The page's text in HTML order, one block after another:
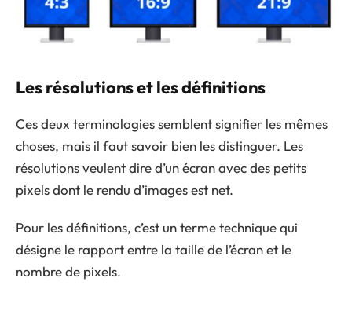
Les résolutions et les définitions
Ces deux terminologies semblent signifier les mêmes
choses, mais il faut savoir bien les distinguer. Les
résolutions veulent dire d’un écran avec des petits
pixels dont le rendu d’images est net.
Pour les définitions, c’est un terme technique qui
désigne le rapport entre la taille de l’écran et le
nombre de pixels.